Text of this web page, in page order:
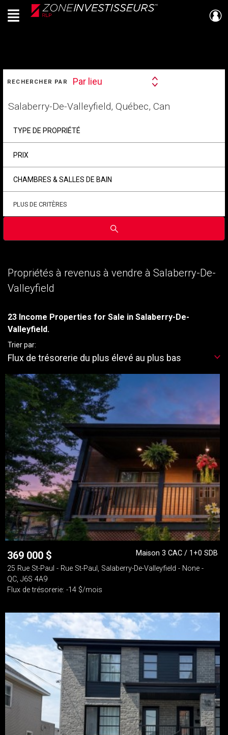
Live
En Direct
Menu
RECHERCHER PAR
Search
Par lieu
votre
TYPE DE PROPRIÉTÉ
PRIX
CHAMBRES & SALLES DE BAIN
PLUS DE CRITÈRES
Soumettre
Propriétés à revenus à vendre à Salaberry-De-
Valleyfield
23 Income Properties for Sale in Salaberry-De-
Valleyfield.
Trier par:
Flux de trésorerie du plus élevé au plus bas
369 000 $
Maison 3 CAC / 1+0 SDB
25 Rue St-Paul - Rue St-Paul, Salaberry-De-Valleyfield - None -
QC, J6S 4A9
Flux de trésorerie: -14 $/mois